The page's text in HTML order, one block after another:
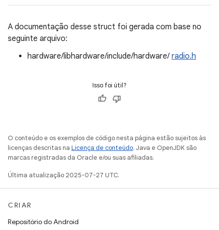
A documentação desse struct foi gerada com base no
seguinte arquivo:
hardware/libhardware/include/hardware/ radio.h
Isso foi útil?
O conteúdo e os exemplos de código nesta página estão sujeitos às
licenças descritas na Licença de conteúdo. Java e OpenJDK são
marcas registradas da Oracle e/ou suas afiliadas.
Última atualização 2025-07-27 UTC.
CRIAR
Repositório do Android